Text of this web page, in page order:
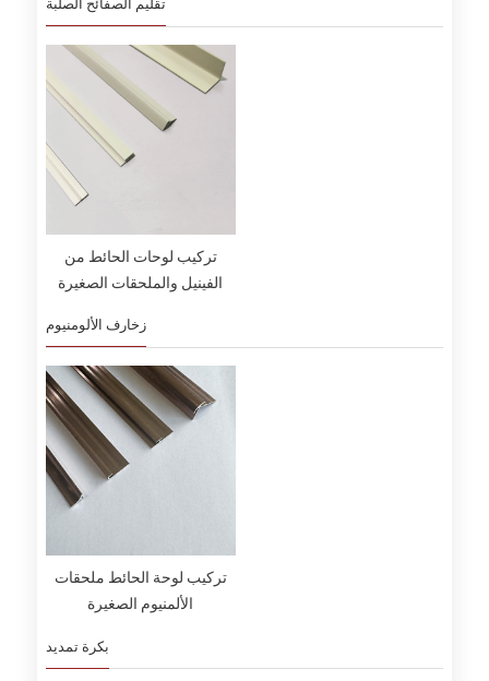
تقليم الصفائح الصلبة
تركيب لوحات الحائط من
الفينيل والملحقات الصغيرة
زخارف الألومنيوم
تركيب لوحة الحائط ملحقات
الألمنيوم الصغيرة
بكرة تمديد